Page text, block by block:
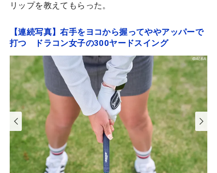
リップを教えてもらった。
【連続写真】右手をヨコから握ってややアッパーで
打つ ドラコン女子の300ヤードスイング